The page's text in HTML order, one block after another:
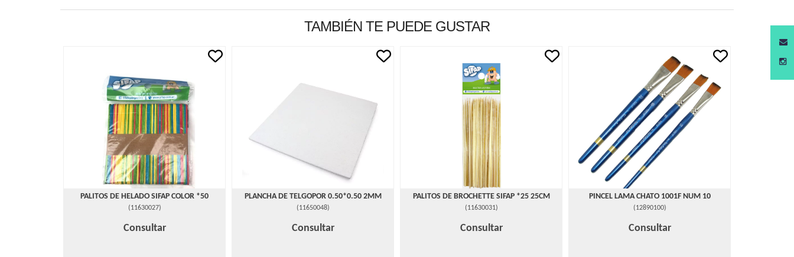
TAMBIÉN TE PUEDE GUSTAR
PALITOS DE HELADO SIFAP COLOR *50
(11630027)
Consultar
PLANCHA DE TELGOPOR 0.50*0.50 2MM
(11650048)
Consultar
PALITOS DE BROCHETTE SIFAP *25 25CM
(11630031)
Consultar
PINCEL LAMA CHATO 1001F NUM 10
(12890100)
Consultar